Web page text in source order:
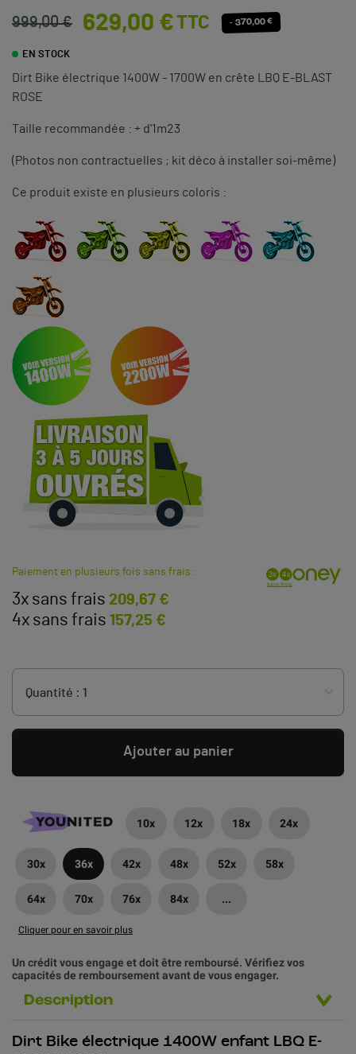
999,00 € 629,00 €TTC - 370,00 €
EN STOCK
Dirt Bike électrique 1400W - 1700W en crête LBQ E-BLAST
ROSE
Taille recommandée : + d'1m23
(Photos non contractuelles ; kit déco à installer soi-même)
Ce produit existe en plusieurs coloris :
Paiement en plusieurs fois sans frais :
3x sans frais 209,67 €
4x sans frais 157,25 €
Ajouter au panier
10x 12x 18x 24x
30x 36x 42x 48x 52x 58x
64x 70x 76x 84x ...
Cliquer pour en savoir plus
Un crédit vous engage et doit être remboursé. Vérifiez vos
capacités de remboursement avant de vous engager.
Description
Dirt Bike électrique 1400W enfant LBQ E-